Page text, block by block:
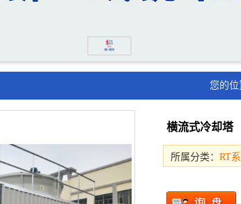
您的位
横流式冷却塔
所属分类： RT